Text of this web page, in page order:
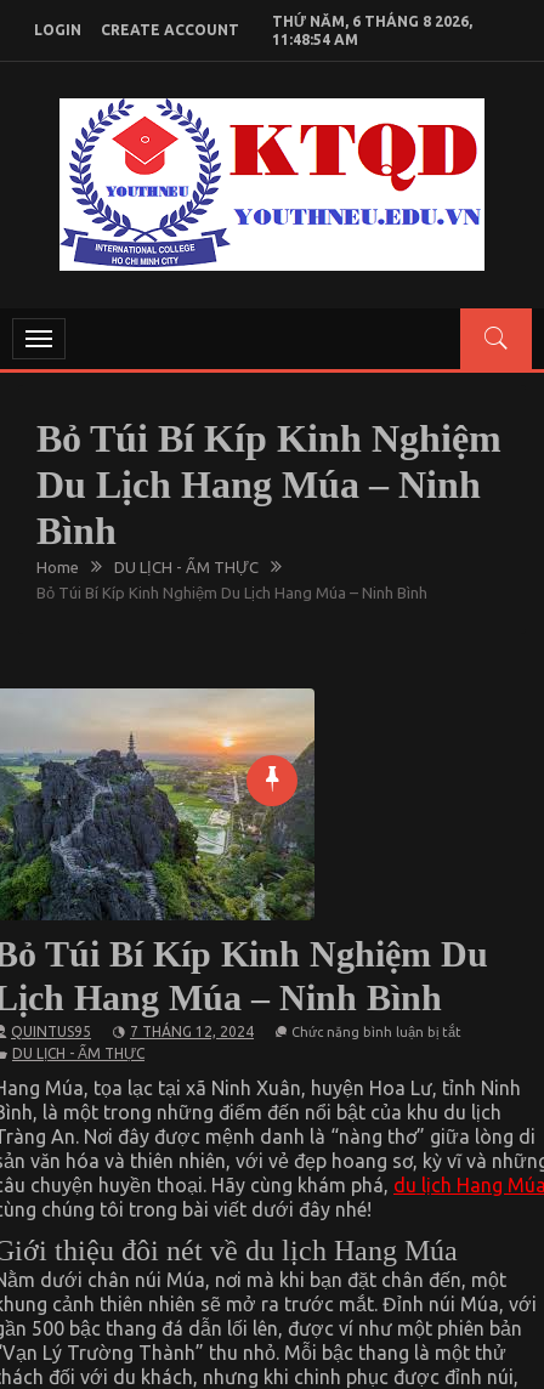
content
LOGIN CREATE ACCOUNT
THỨ NĂM, 6 THÁNG 8 2026,
11:48:55 AM
KIẾN THỨC KINH TẾ QUỐC DÂN
Toggle
navigation
Bỏ Túi Bí Kíp Kinh Nghiệm
Du Lịch Hang Múa – Ninh
Bình
Home
DU LỊCH - ẨM THỰC
Bỏ Túi Bí Kíp Kinh Nghiệm Du Lịch Hang Múa – Ninh Bình
Túi Bí Kíp Kinh Nghiệm Du
Hang Múa – Ninh Bình
QUINTUS95 7 THÁNG 12, 2024 Chức năng bình luận bị tắt
Bí
Kíp
Kinh
Nghiệm
Du
Lịch
Hang
Múa
DU LỊCH - ẨM THỰC
Múa, tọa lạc tại xã Ninh Xuân, huyện Hoa Lư, tỉnh Ninh
là một trong những điểm đến nổi bật của khu du lịch
An. Nơi đây được mệnh danh là “nàng thơ” giữa lòng di
văn hóa và thiên nhiên, với vẻ đẹp hoang sơ, kỳ vĩ và
chuyện huyền thoại. Hãy cùng khám phá, du lịch Hang
chúng tôi trong bài viết dưới đây nhé!
thiệu đôi nét về du lịch Hang Múa
dưới chân núi Múa, nơi mà khi bạn đặt chân đến, một
cảnh thiên nhiên sẽ mở ra trước mắt. Đỉnh núi Múa, với
500 bậc thang đá dẫn lối lên, được ví như một phiên bản
Lý Trường Thành” thu nhỏ. Mỗi bậc thang là một thử
đối với du khách, nhưng khi chinh phục được đỉnh núi,